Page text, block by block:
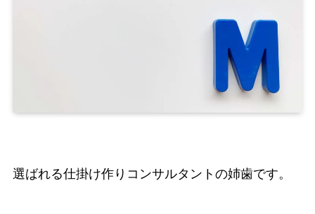
選ばれる仕掛け作りコンサルタントの姉歯です。